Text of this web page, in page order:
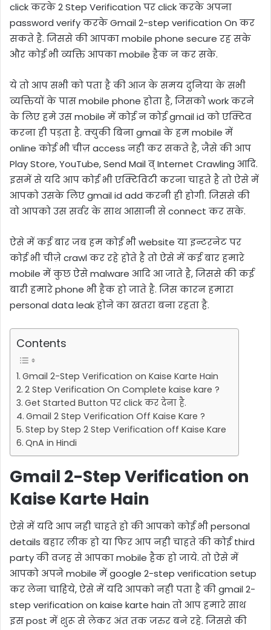
click करके 2 Step Verification पर click करके अपना
password verify करके Gmail 2-step verification On कर
सकते है. जिससे की आपका mobile phone secure रह सके
और कोई भी व्यक्ति आपका mobile हैक न कर सके.
ये तो आप सभी को पता है की आज के समय दुनिया के सभी
व्यक्तियों के पास mobile phone होता है, जिसको work करने
के लिए हमे उस mobile में कोई न कोई gmail id को एक्टिव
करना ही पड़ता है. क्युकी बिना gmail के हम mobile में
online कोई भी चीज़ access नही कर सकते है, जैसे की आप
Play Store, YouTube, Send Mail व् Internet Crawling आदि.
इसमें से यदि आप कोई भी एक्टिविटी करना चाहते है तो ऐसे में
आपको उसके लिए gmail id add करनी ही होगी. जिससे की
वो आपको उस सर्वर के साथ आसानी से connect कर सके.
ऐसे में कई बार जब हम कोई भी website या इन्टरनेट पर
कोई भी चीज़े crawl कर रहे होते है तो ऐसे में कई बार हमारे
mobile में कुछ ऐसे malware आदि आ जाते है, जिससे की कई
बारी हमारे phone भी हैक हो जाते है. जिस कारन हमारा
personal data leak होने का खतरा बना रहता है.
Contents
Gmail 2-Step Verification on Kaise Karte Hain
2 Step Verification On Complete kaise kare ?
Get Started Button पर click कर देना है.
Gmail 2 Step Verification Off Kaise Kare ?
Step by Step 2 Step Verification off Kaise Kare
QnA in Hindi
Gmail 2-Step Verification on
Kaise Karte Hain
ऐसे में यदि आप नही चाहते हो की आपको कोई भी personal
details बहार लीक हो या फिर आप नही चाहते की कोई third
party की वजह से आपका mobile हैक हो जाये. तो ऐसे में
आपको अपने mobile में google 2-step verification setup
कर लेना चाहिये, ऐसे में यदि आपको नही पता है की gmail 2-
step verification on kaise karte hain तो आप हमारे साथ
इस post में शुरू से लेकर अंत तक जरुर बने रहे. जिससे की